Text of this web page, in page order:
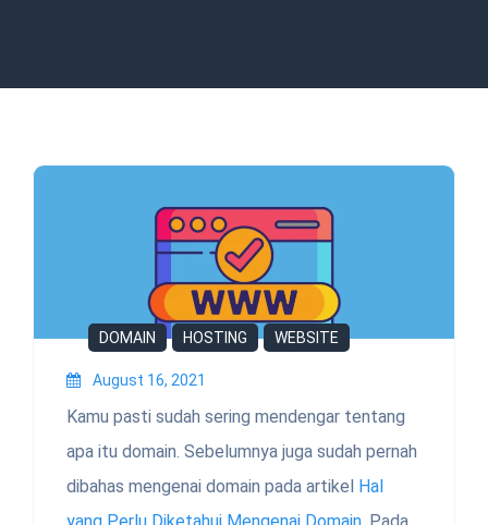
DOMAIN HOSTING WEBSITE
August 16, 2021
Kamu pasti sudah sering mendengar tentang
apa itu domain. Sebelumnya juga sudah pernah
dibahas mengenai domain pada artikel Hal